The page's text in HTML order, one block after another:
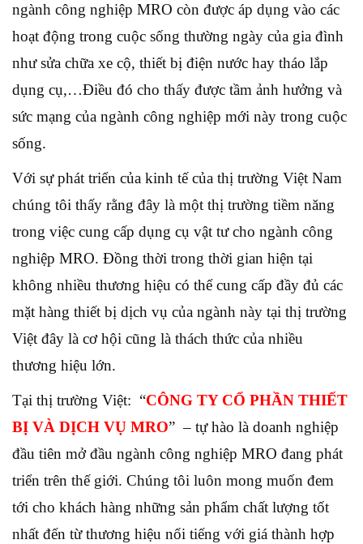
ngành công nghiệp MRO còn được áp dụng vào các
hoạt động trong cuộc sống thường ngày của gia đình
như sửa chữa xe cộ, thiết bị điện nước hay tháo lắp
dụng cụ,…Điều đó cho thấy được tầm ảnh hưởng và
sức mạng của ngành công nghiệp mới này trong cuộc
sống.
Với sự phát triển của kinh tế của thị trường Việt Nam
chúng tôi thấy rằng đây là một thị trường tiềm năng
trong việc cung cấp dụng cụ vật tư cho ngành công
nghiệp MRO. Đồng thời trong thời gian hiện tại
không nhiều thương hiệu có thể cung cấp đầy đủ các
mặt hàng thiết bị dịch vụ của ngành này tại thị trường
Việt đây là cơ hội cũng là thách thức của nhiều
thương hiệu lớn.
Tại thị trường Việt: “CÔNG TY CỔ PHẦN THIẾT
BỊ VÀ DỊCH VỤ MRO” – tự hào là doanh nghiệp
đầu tiên mở đầu ngành công nghiệp MRO đang phát
triển trên thế giới. Chúng tôi luôn mong muốn đem
tới cho khách hàng những sản phẩm chất lượng tốt
nhất đến từ thương hiệu nổi tiếng với giá thành hợp